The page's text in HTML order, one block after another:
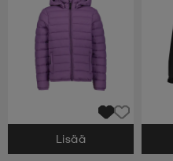
Valitse Koko
Lisää